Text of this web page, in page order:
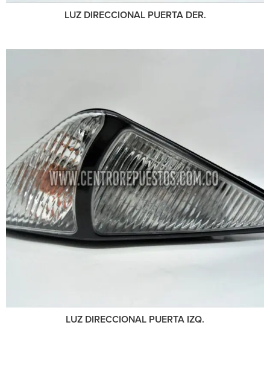
LUZ DIRECCIONAL PUERTA DER.
LUZ DIRECCIONAL PUERTA IZQ.